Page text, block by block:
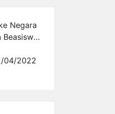
Negara
04/2022